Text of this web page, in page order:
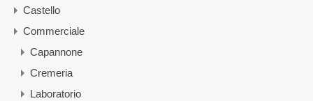
Castello
Commerciale
Capannone
Cremeria
Laboratorio